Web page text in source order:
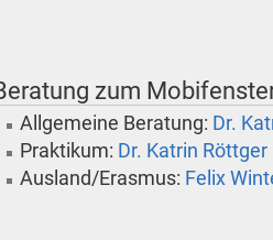
zum
Allgemeine Beratung: Dr.
Praktikum: Dr. Katrin Röttger
Ausland/Erasmus: Felix